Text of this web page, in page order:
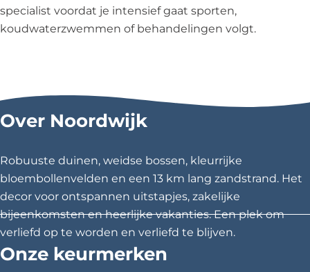
specialist voordat je intensief gaat sporten,
koudwaterzwemmen of behandelingen volgt.
Over Noordwijk
Robuuste duinen, weidse bossen, kleurrijke
bloembollenvelden en een 13 km lang zandstrand. Het
decor voor ontspannen uitstapjes, zakelijke
bijeenkomsten en heerlijke vakanties. Een plek om
verliefd op te worden en verliefd te blijven.
Onze keurmerken